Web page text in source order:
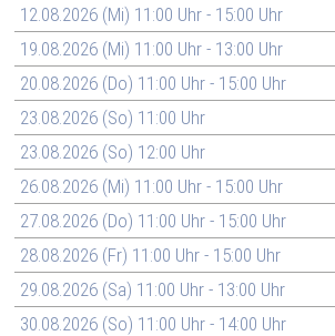
12.08.2026 (Mi) 11:00 Uhr - 15:00 Uhr
19.08.2026 (Mi) 11:00 Uhr - 13:00 Uhr
20.08.2026 (Do) 11:00 Uhr - 15:00 Uhr
23.08.2026 (So) 11:00 Uhr
23.08.2026 (So) 12:00 Uhr
26.08.2026 (Mi) 11:00 Uhr - 15:00 Uhr
27.08.2026 (Do) 11:00 Uhr - 15:00 Uhr
28.08.2026 (Fr) 11:00 Uhr - 15:00 Uhr
29.08.2026 (Sa) 11:00 Uhr - 13:00 Uhr
30.08.2026 (So) 11:00 Uhr - 14:00 Uhr